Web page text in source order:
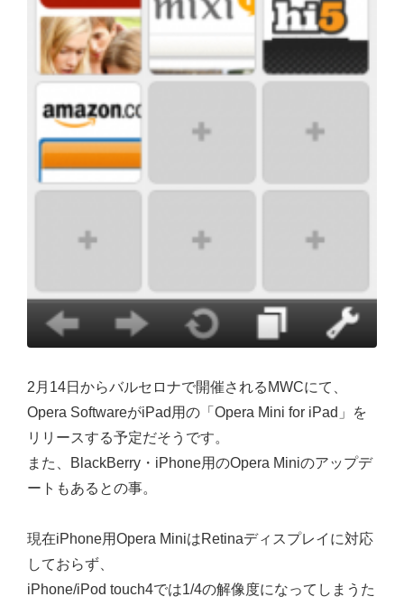
2月14日からバルセロナで開催されるMWCにて、
Opera SoftwareがiPad用の「Opera Mini for iPad」を
リリースする予定だそうです。
また、BlackBerry・iPhone用のOpera Miniのアップデ
ートもあるとの事。
現在iPhone用Opera MiniはRetinaディスプレイに対応
しておらず、
iPhone/iPod touch4では1/4の解像度になってしまうた